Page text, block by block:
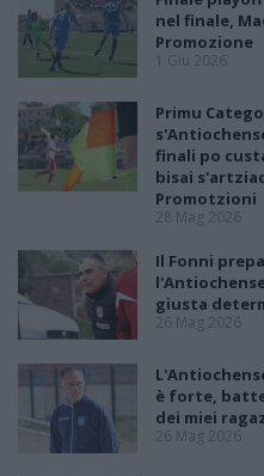
nel finale,
Promozione
1 Giu 2026
Primu
finali po
bisai
Promotzioni
28 Mag 2026
Il Fonni
giusta
26 Mag 2026
è forte,
dei miei
26 Mag 2026